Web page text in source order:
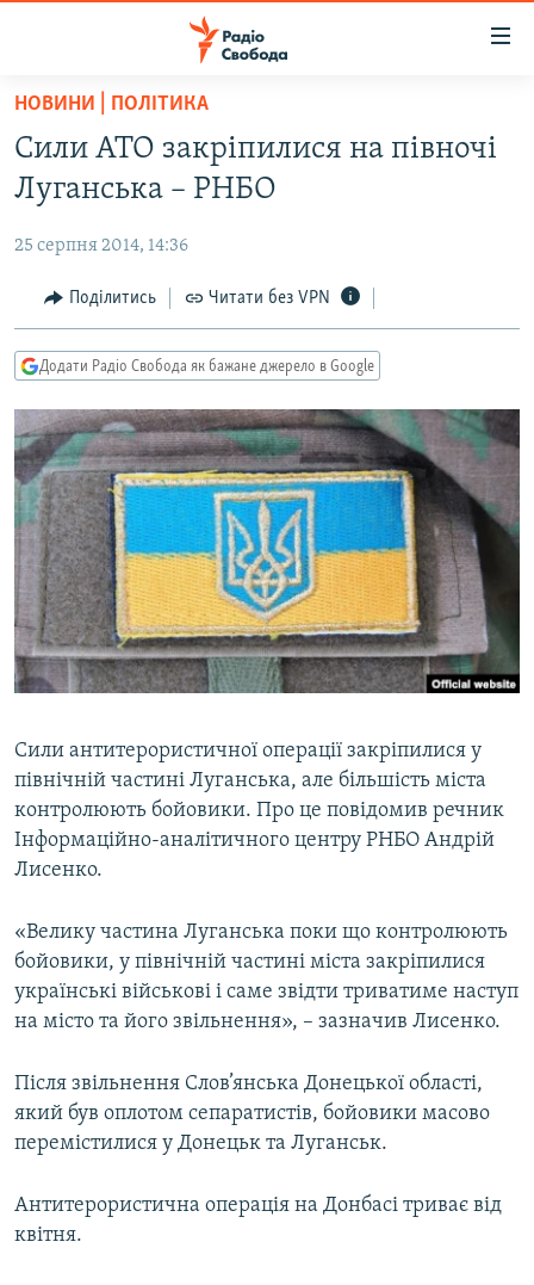
Перейти
основного
матеріалу
Перейти
до
навігації
Перейти
до
СТАТТІ
ПОЛІТИКА
ЕКОНОМІКА
КУЛЬТУРА
СПОРТ
УКРАЇНА
СВІТ
ВІЙНА
РОСІЙСЬКА «ФІЛЬТРАЦІЯ»
КРИМ.РЕАЛІЇ
ТИ ЯК?
СХЕМИ
КИТАЙ.ВИКЛИКИ
МУЛЬТИМЕДІА
ФОТО
СПЕЦПРОЄКТИ
ПОДКАСТИ
КРИМ РЕАЛІЇ
РУС
УКР
КТАТ
ДОЛУЧАЙСЯ!
Усі сайти RFE/RL
НОВИНИ | ПОЛІТИКА
Сили АТО закріпилися на півночі
Луганська – РНБО
25 серпня 2014, 14:36
Поділитись Читати без VPN
Додати Радіо Свобода як бажане джерело в Google
Сили антитерористичної операції закріпилися у
північній частині Луганська, але більшість міста
контролюють бойовики. Про це повідомив речник
Інформаційно-аналітичного центру РНБО Андрій
Лисенко.
«Велику частина Луганська поки що контролюють
бойовики, у північній частині міста закріпилися
українські військові і саме звідти триватиме наступ
на місто та його звільнення», – зазначив Лисенко.
Після звільнення Слов’янська Донецької області,
який був оплотом сепаратистів, бойовики масово
перемістилися у Донецьк та Луганськ.
Антитерористична операція на Донбасі триває від
квітня.